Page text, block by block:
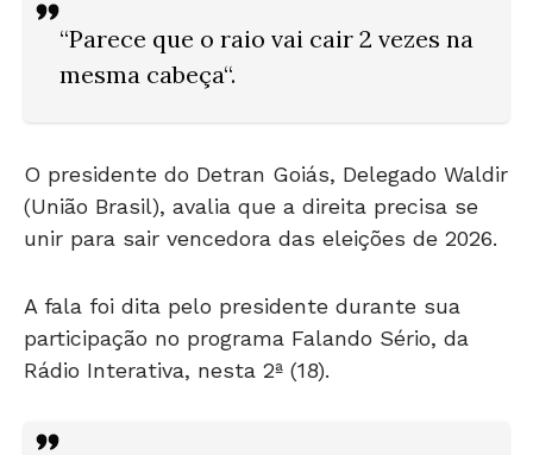
mesma cabeça“.
(União Brasil), avalia que a direita precisa se
unir para sair vencedora das eleições de 2026.
participação no programa Falando Sério, da
Rádio Interativa, nesta 2ª (18).